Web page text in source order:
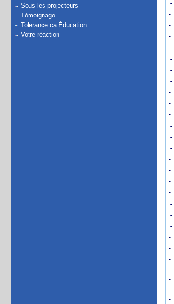
Sous les projecteurs
Témoignage
Tolerance.ca Éducation
Votre réaction